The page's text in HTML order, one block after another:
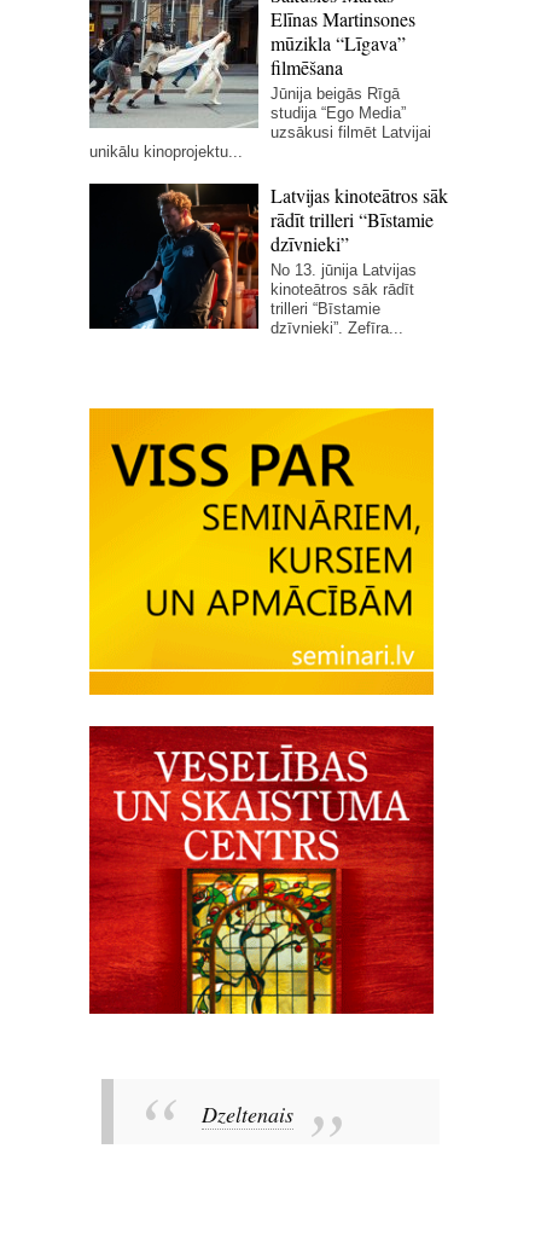
Elīnas Martinsones
mūzikla “Līgava”
filmēšana
Jūnija beigās Rīgā
studija “Ego Media”
uzsākusi filmēt Latvijai
unikālu kinoprojektu...
Latvijas kinoteātros sāk
rādīt trilleri “Bīstamie
dzīvnieki”
No 13. jūnija Latvijas
kinoteātros sāk rādīt
trilleri “Bīstamie
dzīvnieki”. Zefīra...
Dzeltenais